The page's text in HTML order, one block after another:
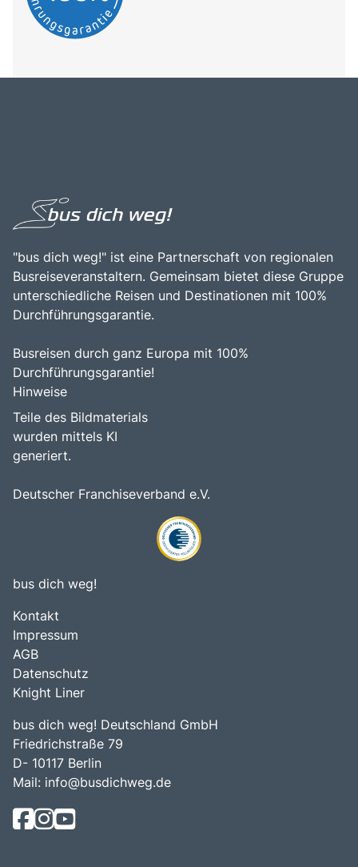
"bus dich weg!" ist eine Partnerschaft von regionalen
Busreiseveranstaltern. Gemeinsam bietet diese Gruppe
unterschiedliche Reisen und Destinationen mit 100%
Durchführungsgarantie.
Busreisen durch ganz Europa mit 100%
Durchführungsgarantie!
Hinweise
Teile des Bildmaterials
wurden mittels KI
generiert.
Deutscher Franchiseverband e.V.
bus dich weg!
Kontakt
Impressum
AGB
Datenschutz
Knight Liner
bus dich weg! Deutschland GmbH
Friedrichstraße 79
D- 10117 Berlin
Mail: info@busdichweg.de